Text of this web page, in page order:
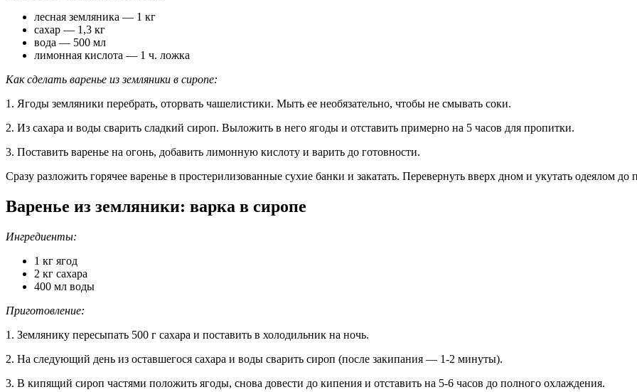
лесная земляника — 1 кг
сахар — 1,3 кг
вода — 500 мл
лимонная кислота — 1 ч. ложка
Как сделать варенье из земляники в сиропе:
1. Ягоды земляники перебрать, оторвать чашелистики. Мыть ее необязательно, чтобы не смывать соки.
2. Из сахара и воды сварить сладкий сироп. Выложить в него ягоды и отставить примерно на 5 часов для пропитки.
3. Поставить варенье на огонь, добавить лимонную кислоту и варить до готовности.
Сразу разложить горячее варенье в простерилизованные сухие банки и закатать. Перевернуть вверх дном и укутать одеялом до
Варенье из земляники: варка в сиропе
Ингредиенты:
1 кг ягод
2 кг сахара
400 мл воды
Приготовление:
1. Землянику пересыпать 500 г сахара и поставить в холодильник на ночь.
2. На следующий день из оставшегося сахара и воды сварить сироп (после закипания — 1-2 минуты).
3. В кипящий сироп частями положить ягоды, снова довести до кипения и отставить на 5-6 часов до полного охлаждения.